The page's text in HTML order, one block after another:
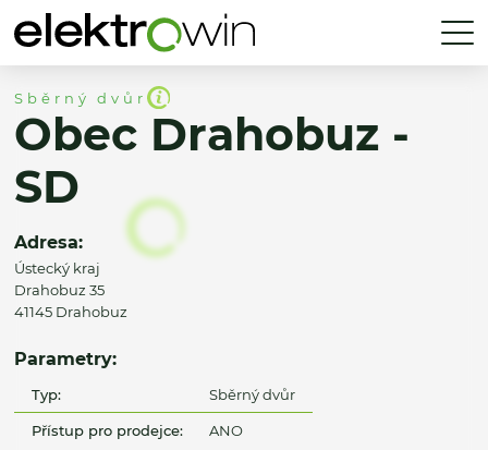
Sběrný dvůr
Obec Drahobuz -
SD
Adresa:
Ústecký kraj
Drahobuz 35
41145 Drahobuz
Parametry:
Typ: Sběrný dvůr
Přístup pro prodejce: ANO